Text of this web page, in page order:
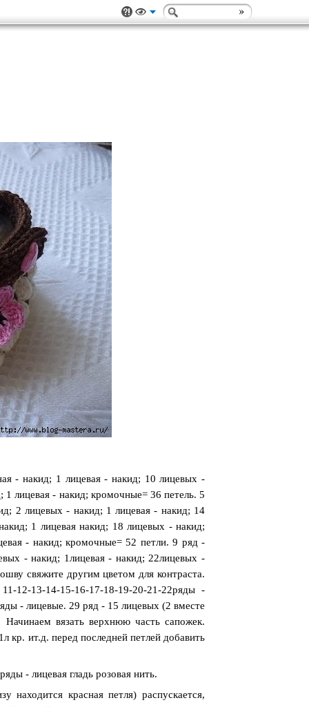
- накид; 1 лицевая - накид; 10 лицевых -
лицевая - накид; кромочные= 36 петель. 5
2 лицевых - накид; 1 лицевая - накид; 14
1 лицевая накид; 18 лицевых - накид;
- накид; кромочные= 52 петли. 9 ряд -
- накид; 1лицевая - накид; 22лицевых -
свяжите другим цветом для контраста.
12-13-14-15-16-17-18-19-20-21-22ряды -
- лицевые. 29 ряд - 15 лицевых (2 вместе
вязать верхнюю часть сапожек.
кр. ит.д. перед последней петлей добавить
- лицевая гладь розовая нить.
красная петля) распускается,